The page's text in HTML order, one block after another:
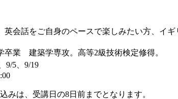
会話をご自身のペースで楽しみたい方、イ
卒業 建築学専攻。高等2級技術検定修得。
9/5、9/19
みは、受講日の8日前までとなります。